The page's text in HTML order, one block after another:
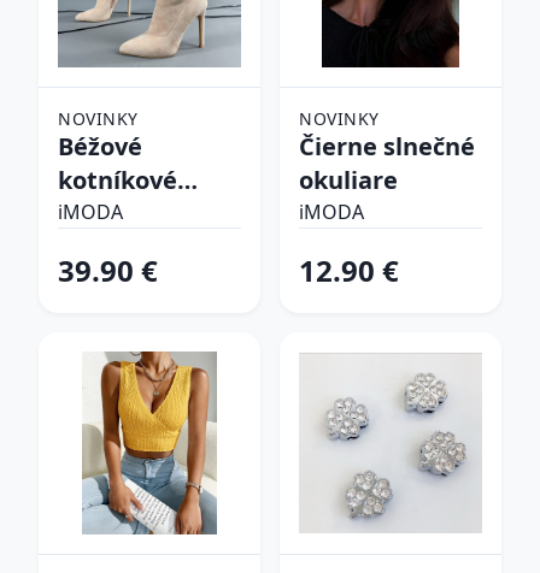
NOVINKY
Béžové
kotníkové
čižmy
iMODA
39.90 €
NOVINKY
Čierne slnečné
okuliare
iMODA
12.90 €